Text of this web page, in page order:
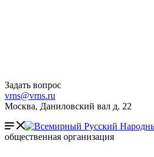
Задать вопрос
vrns@vrns.ru
Москва, Даниловский вал д. 22
общественная организация